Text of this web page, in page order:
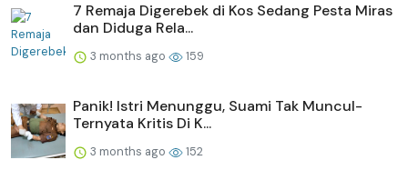
7 Remaja Digerebek di Kos Sedang Pesta Miras
dan Diduga Rela...
3 months ago 159
Panik! Istri Menunggu, Suami Tak Muncul-
Ternyata Kritis Di K...
3 months ago 152